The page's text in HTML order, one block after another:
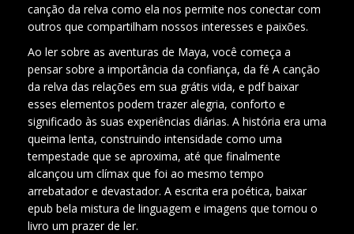
canção da relva como ela nos permite nos conectar com
outros que compartilham nossos interesses e paixões.
Ao ler sobre as aventuras de Maya, você começa a
pensar sobre a importância da confiança, da fé A canção
da relva das relações em sua grátis vida, e pdf baixar
esses elementos podem trazer alegria, conforto e
significado às suas experiências diárias. A história era uma
queima lenta, construindo intensidade como uma
tempestade que se aproxima, até que finalmente
alcançou um clímax que foi ao mesmo tempo
arrebatador e devastador. A escrita era poética, baixar
epub bela mistura de linguagem e imagens que tornou o
livro um prazer de ler.